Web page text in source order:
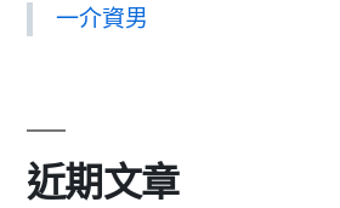
一介資男
近期文章